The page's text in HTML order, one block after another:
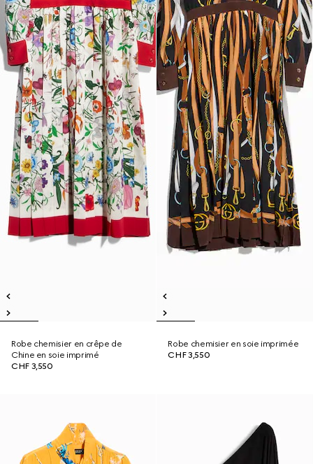
Robe chemisier en crêpe de
Chine en soie imprimé
CHF 3,550
Robe chemisier en soie imprimée
CHF 3,550